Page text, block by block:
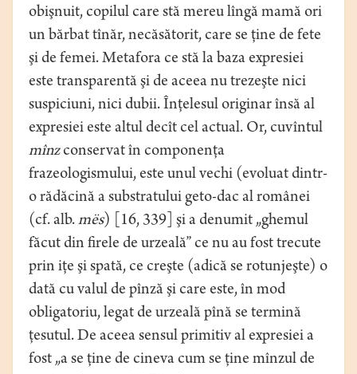
obişnuit, copilul care stă mereu lîngă mamă ori
un bărbat tînăr, necăsătorit, care se ţine de fete
şi de femei. Metafora ce stă la baza expresiei
este transparentă şi de aceea nu trezeşte nici
suspiciuni, nici dubii. Înţelesul originar însă al
expresiei este altul decît cel actual. Or, cuvîntul
mînzconservat în componenţa
frazeologismului, este unul vechi (evoluat dintr-
o rădăcină a substratului geto-dac al românei
(cf. alb.mës) [16, 339] şi a denumit „ghemul
făcut din firele de urzeală” ce nu au fost trecute
prin iţe şi spată, ce creşte (adică se rotunjeşte) o
dată cu valul de pînză şi care este, în mod
obligatoriu, legat de urzeală pînă se termină
ţesutul. De aceea sensul primitiv al expresiei a
fost „a se ţine de cineva cum se ţine mînzul de